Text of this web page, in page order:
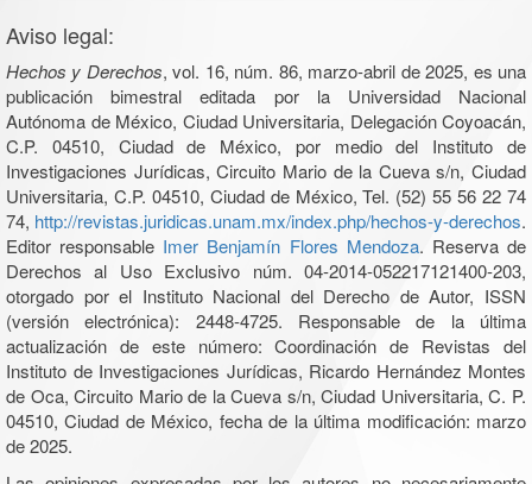
Aviso legal:
Hechos y Derechos, vol. 16, núm. 86, marzo-abril de 2025, es una
publicación bimestral editada por la Universidad Nacional
Autónoma de México, Ciudad Universitaria, Delegación Coyoacán,
C.P. 04510, Ciudad de México, por medio del Instituto de
Investigaciones Jurídicas, Circuito Mario de la Cueva s/n, Ciudad
Universitaria, C.P. 04510, Ciudad de México, Tel. (52) 55 56 22 74
74, http://revistas.juridicas.unam.mx/index.php/hechos-y-derechos.
Editor responsable Imer Benjamín Flores Mendoza. Reserva de
Derechos al Uso Exclusivo núm. 04-2014-052217121400-203,
otorgado por el Instituto Nacional del Derecho de Autor, ISSN
(versión electrónica): 2448-4725. Responsable de la última
actualización de este número: Coordinación de Revistas del
Instituto de Investigaciones Jurídicas, Ricardo Hernández Montes
de Oca, Circuito Mario de la Cueva s/n, Ciudad Universitaria, C. P.
04510, Ciudad de México, fecha de la última modificación: marzo
de 2025.